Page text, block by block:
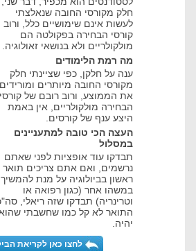
חלק מקורסי החובה שנאלצתי
לעשות אינם שימושיים כלל, ורוב
קורסי הבחירה בפקולטה הם
מולקולריים ולא בנושאי זאולוגיה.
מה רמת הלימודים
ענה על חלקן, כפי שציינתי חלק
מקורסי החובה מיותרים ומורידים
את הממוצע, ורוב רובם של קורסי
הבחירה מולקולריים, אין באמת
היצע ענף של קורסים.
העצה הכי טובה למתעניינים
במסלול
תבדקו עוד אופציות לפני שאתם
נרשמים, ואם אתם צריכים תואר
ראשון בביולוגיה על מנת להמשיך
במשהו אחר (כגון רפואה או
וטרינריה) תבדקו שזה ריאלי,
התואר לא קל כמו שחשבתי
יהיה.
לחצו כאן לקריאת